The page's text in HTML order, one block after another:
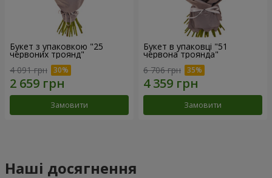
Букет з упаковкою "25
червоних троянд"
4 091 грн
Замовити
Букет в упаковці "51
червона троянда"
6 706 грн
Замовити
Наші досягнення